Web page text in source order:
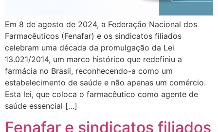
Em 8 de agosto de 2024, a Federação Nacional dos
Farmacêuticos (Fenafar) e os sindicatos filiados
celebram uma década da promulgação da Lei
13.021/2014, um marco histórico que redefiniu a
farmácia no Brasil, reconhecendo-a como um
estabelecimento de saúde e não apenas um comércio.
Esta lei, que coloca o farmacêutico como agente de
saúde essencial […]
Fenafar e sindicatos filiados